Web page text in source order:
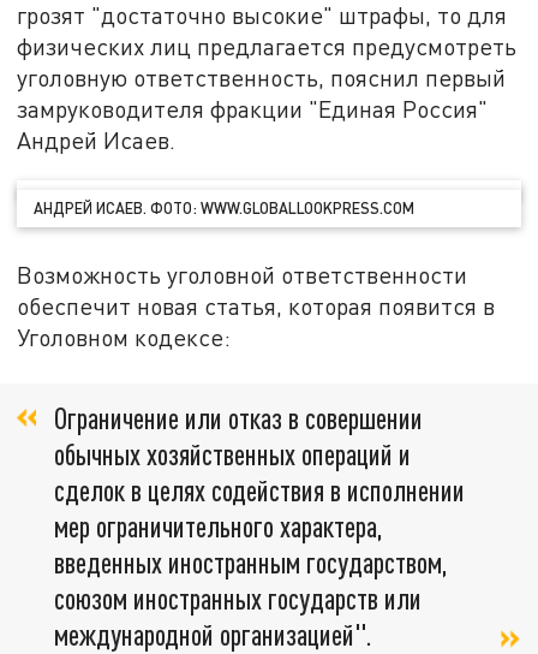
грозят "достаточно высокие" штрафы, то для
физических лиц предлагается предусмотреть
уголовную ответственность, пояснил первый
замруководителя фракции "Единая Россия"
Андрей Исаев.
АНДРЕЙ ИСАЕВ. ФОТО: WWW.GLOBALLOOKPRESS.COM
Возможность уголовной ответственности
обеспечит новая статья, которая появится в
Уголовном кодексе:
Ограничение или отказ в совершении
обычных хозяйственных операций и
сделок в целях содействия в исполнении
мер ограничительного характера,
введенных иностранным государством,
союзом иностранных государств или
международной организацией".